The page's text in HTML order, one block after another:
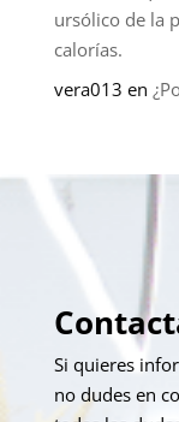
ursólico de la
calorías.
vera013 en
Si quieres
no dudes en